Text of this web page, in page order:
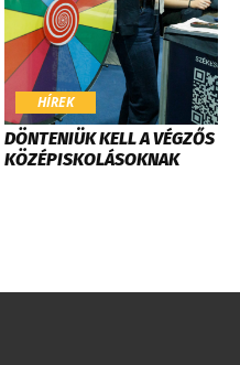
HÍREK
DÖNTENIÜK KELL A VÉGZŐS
KÖZÉPISKOLÁSOKNAK